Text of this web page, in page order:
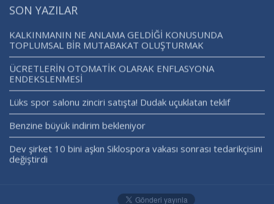
SON YAZILAR
KALKINMANIN NE ANLAMA GELDİĞİ KONUSUNDA
TOPLUMSAL BİR MUTABAKAT OLUŞTURMAK
ÜCRETLERİN OTOMATİK OLARAK ENFLASYONA
ENDEKSLENMESİ
Lüks spor salonu zinciri satışta! Dudak uçuklatan teklif
Benzine büyük indirim bekleniyor
Dev şirket 10 bini aşkın Siklospora vakası sonrası tedarikçisini
değiştirdi